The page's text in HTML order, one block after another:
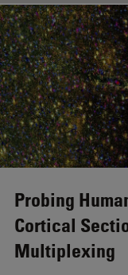
Probing
Cortical
Multiplexing